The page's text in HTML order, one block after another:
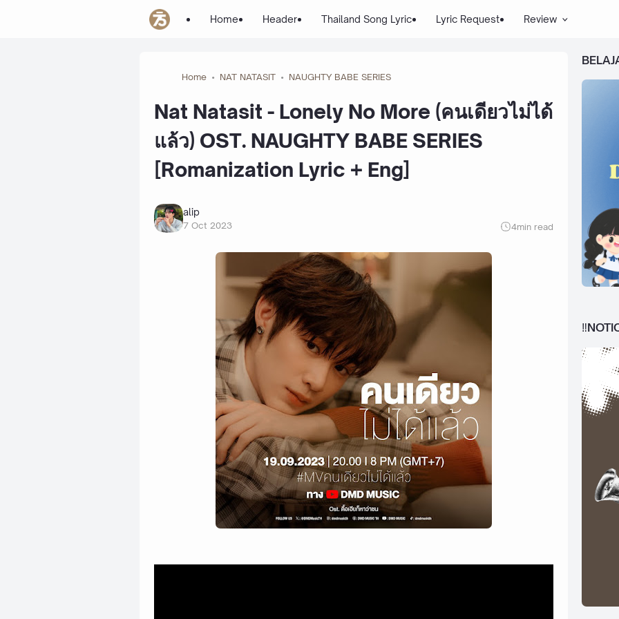
Home Header Thailand Song Lyric Lyric Request Review
Home NAT NATASIT NAUGHTY BABE SERIES
Nat Natasit - Lonely No More (คนเดียวไม่ได้
แล้ว) OST. NAUGHTY BABE SERIES
[Romanization Lyric + Eng]
alip
7 Oct 2023 4min read